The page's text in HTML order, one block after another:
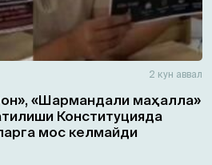
2 кун аввал
«Шармандали маҳалла»
Конституцияда
мос келмайди